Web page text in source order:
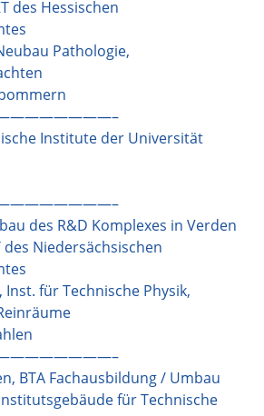
des Hessischen
Pathologie,
Institute der Universität
des R&D Komplexes in Verden
des Niedersächsischen
Inst. für Technische Physik,
BTA Fachausbildung / Umbau
für Technische